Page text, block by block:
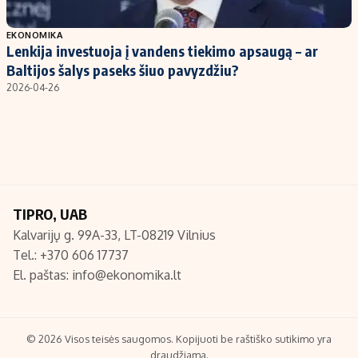
Populiarios temos
Investavimas
Akcijų rinka
Titulinis
Nedarbo išmokos skaičiuoklė
Redakcija
Turinio žymėjimo taisyklės
EKONOMIKA
Lenkija investuoja į vandens tiekimo apsaugą – ar
Baltijos šalys paseks šiuo pavyzdžiu?
2026-04-26
TIPRO, UAB
Kalvarijų g. 99A-33, LT-08219 Vilnius
Tel.: +370 606 17737
El. paštas: info@ekonomika.lt
© 2026 Visos teisės saugomos. Kopijuoti be raštiško sutikimo yra
draudžiama.